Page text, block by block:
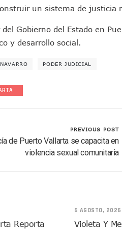
Pelea De Extranjera
Monzón Mexicano Causará
Arranca Copa México De
Munguía Analiza Pedir 100
Recuperan Seis Vehículos
SEP Asigna Escuelas Para
un sistema de justicia
del Gobierno del Estado en
y desarrollo social.
PODER JUDICIAL
PREVIOUS POST
de Puerto Vallarta se capacita en
violencia sexual comunitaria
Reporta
6 AGOSTO, 2026
Violeta Y